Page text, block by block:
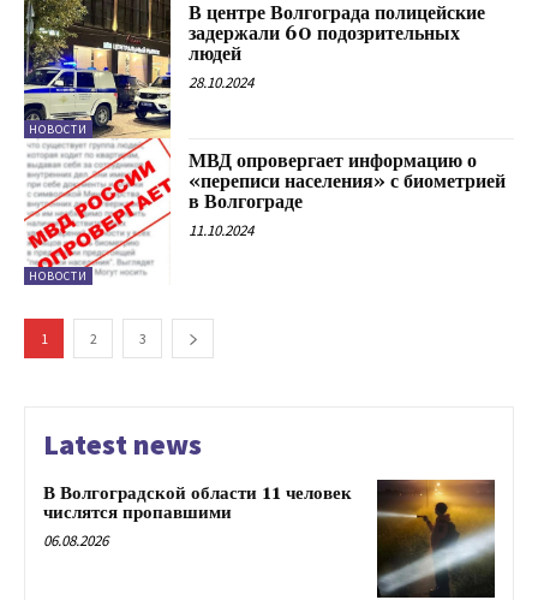
НОВОСТИ
В центре Волгограда полицейские
задержали 60 подозрительных
людей
28.10.2024
НОВОСТИ
МВД опровергает информацию о
«переписи населения» с биометрией
в Волгограде
11.10.2024
1 2 3
Latest news
В Волгоградской области 11 человек
числятся пропавшими
06.08.2026